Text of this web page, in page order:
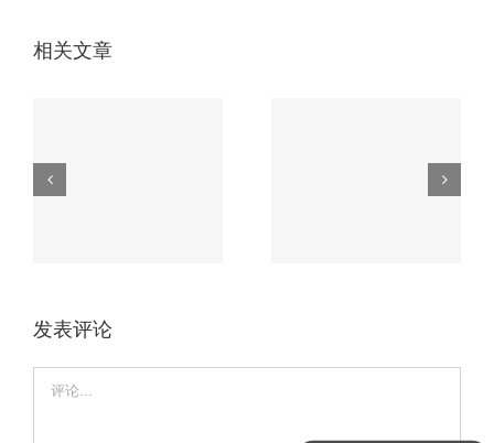
相关文章
车载电路板如何应
发表评论